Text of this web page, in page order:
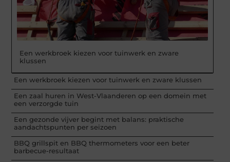
Een werkbroek kiezen voor tuinwerk en zware
klussen
Een werkbroek kiezen voor tuinwerk en zware klussen
Een zaal huren in West-Vlaanderen op een domein met
een verzorgde tuin
Een gezonde vijver begint met balans: praktische
aandachtspunten per seizoen
BBQ grillspit en BBQ thermometers voor een beter
barbecue-resultaat